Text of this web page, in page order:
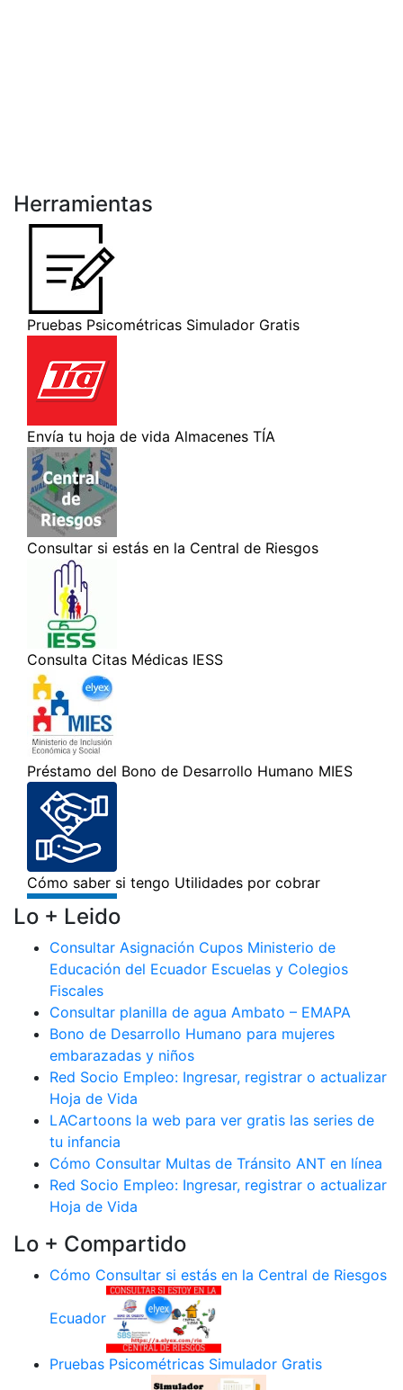
Herramientas
Lo + Leido
Consultar Asignación Cupos Ministerio de
Educación del Ecuador Escuelas y Colegios
Fiscales
Consultar planilla de agua Ambato – EMAPA
Bono de Desarrollo Humano para mujeres
embarazadas y niños
Red Socio Empleo: Ingresar, registrar o actualizar
Hoja de Vida
LACartoons la web para ver gratis las series de
tu infancia
Cómo Consultar Multas de Tránsito ANT en línea
Red Socio Empleo: Ingresar, registrar o actualizar
Hoja de Vida
Lo + Compartido
Cómo Consultar si estás en la Central de Riesgos
Ecuador
Pruebas Psicométricas Simulador Gratis